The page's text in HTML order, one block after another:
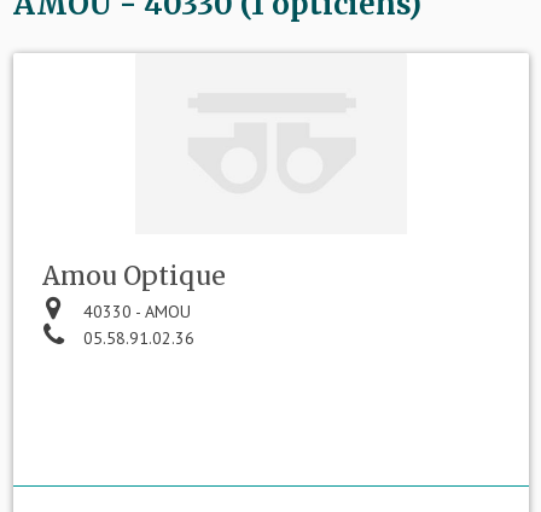
Amou Optique
40330 - AMOU
05.58.91.02.36